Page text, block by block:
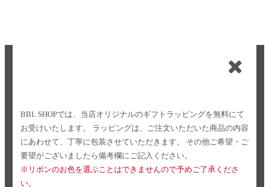
BBL SHOPでは、当店オリジナルのギフトラッピングを無料にて
お受けいたします。
ラッピングは、ご注文いただいた商品の内容
にあわせて、丁寧に包装させていただきます。
その他ご希望・ご
要望がございましたら備考欄にご記入ください。
※リボンのお色を選ぶことはできませんので予めご了承くださ
い。